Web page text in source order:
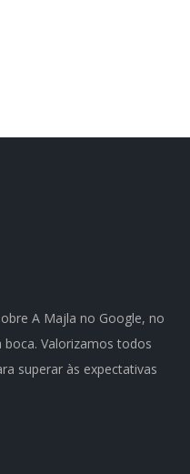
A Majla no Google, no
Valorizamos todos
superar às expectativas